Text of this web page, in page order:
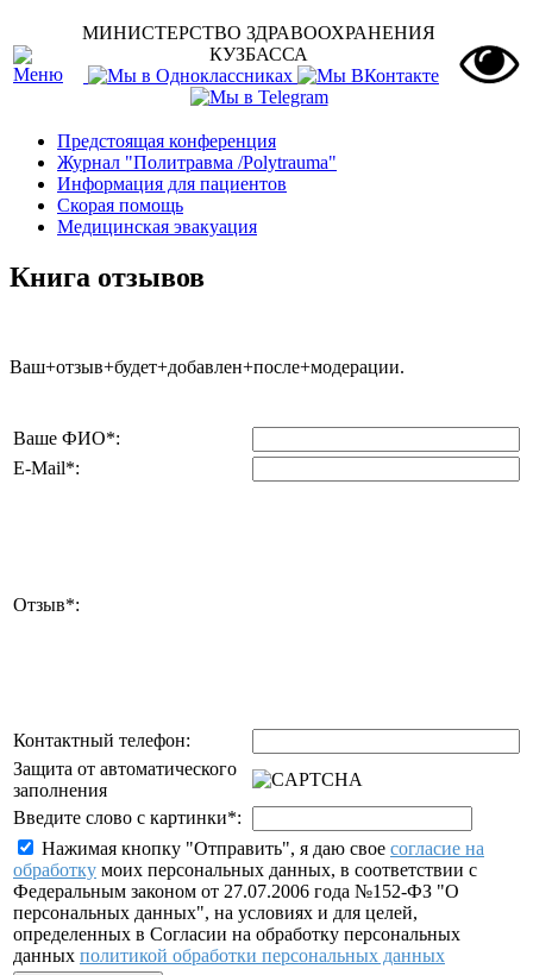
МИНИСТЕРСТВО ЗДРАВООХРАНЕНИЯ
КУЗБАССА
Предстоящая конференция
Журнал "Политравма /Polytrauma"
Информация для пациентов
Скорая помощь
Медицинская эвакуация
Книга отзывов
Ваш+отзыв+будет+добавлен+после+модерации.
Ваше ФИО*:
E-Mail*:
Отзыв*:
Контактный телефон:
Защита от автоматического
заполнения
Введите слово с картинки*:
Нажимая кнопку "Отправить", я даю свое согласие на
обработку моих персональных данных, в соответствии с
Федеральным законом от 27.07.2006 года №152-ФЗ "О
персональных данных", на условиях и для целей,
определенных в Согласии на обработку персональных
данных политикой обработки персональных данных